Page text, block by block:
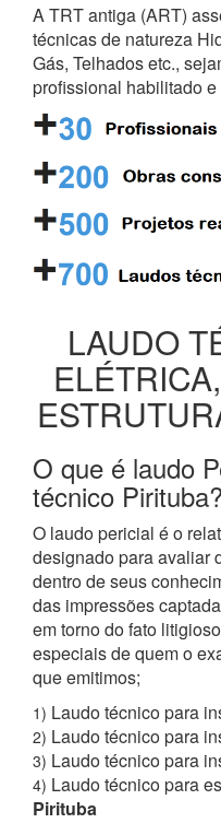
A TRT antiga (ART)
técnicas de natureza
Gás, Telhados etc.,
profissional habilitado
LAUDO
O que é laudo
técnico Pirituba?
O laudo pericial é o
designado para avaliar
dentro de seus
das impressões
em torno do fato
especiais de quem o
que emitimos;
1) Laudo técnico para
2) Laudo técnico para
3) Laudo técnico para
4) Laudo técnico para
Pirituba